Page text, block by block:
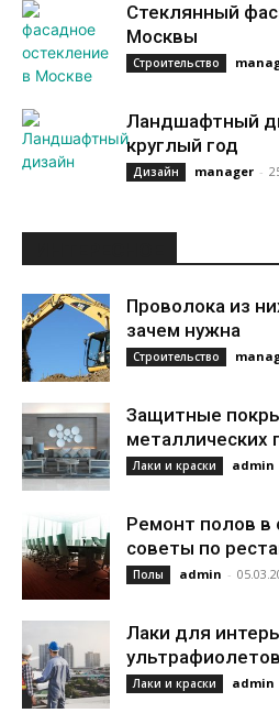
Стеклянный
Москвы
Строительство
Ландшафтный
круглый год
Дизайн manager -
Проволока из
зачем нужна
Строительство
Защитные
металлических
Лаки и краски admin
Ремонт полов в
советы по
Полы admin -
Лаки для
Лаки и краски admin